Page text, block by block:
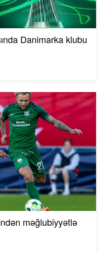
Danimarka klubu
məğlubiyyətlə